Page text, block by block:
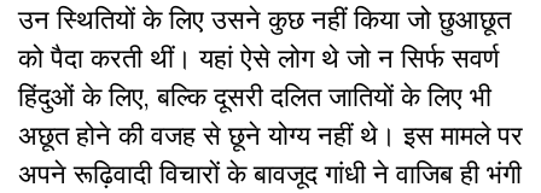
उन स्थितियों के लिए उसने कुछ नहीं किया जो छुआछूत
को पैदा करती थीं। यहां ऐसे लोग थे जो न सिर्फ सवर्ण
हिंदुओं के लिए, बल्कि दूसरी दलित जातियों के लिए भी
अछूत होने की वजह से छूने योग्य नहीं थे। इस मामले पर
अपने रूढ़िवादी विचारों के बावजूद गांधी ने वाजिब ही भंगी